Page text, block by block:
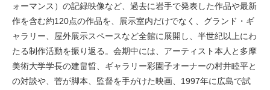
ォーマンス）の記録映像など、過去に岩手で発表した作品や最新
作を含む約120点の作品を、展示室内だけでなく、グランド・ギ
ャラリー、屋外展示スペースなど全館に展開し、半世紀以上にわ
たる制作活動を振り返る。会期中には、アーティスト本人と多摩
美術大学学長の建畠晢、ギャラリー彩園子オーナーの村井睦平と
の対談や、菅が脚本、監督を手がけた映画、1997年に広島で試